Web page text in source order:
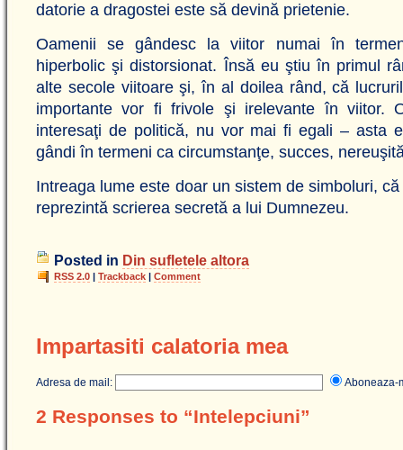
datorie a dragostei este să devină prietenie.
Oamenii se gândesc la viitor numai în
hiperbolic şi distorsionat. Însă eu ştiu în primul
alte secole viitoare şi, în al doilea rând, că
importante vor fi frivole şi irelevante în viitor.
interesaţi de politică, nu vor mai fi egali – asta
gândi în termeni ca circumstanţe, succes,
Intreaga lume este doar un sistem de simboluri,
reprezintă scrierea secretă a lui Dumnezeu.
Posted in Din sufletele altora
RSS 2.0 | Trackback | Comment
Impartasiti calatoria mea
Adresa de mail:
2 Responses to “Intelepciuni”